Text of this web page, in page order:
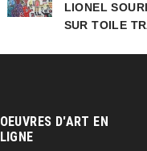
LIONEL
SUR TOILE
OEUVRES D'ART EN
LIGNE‎